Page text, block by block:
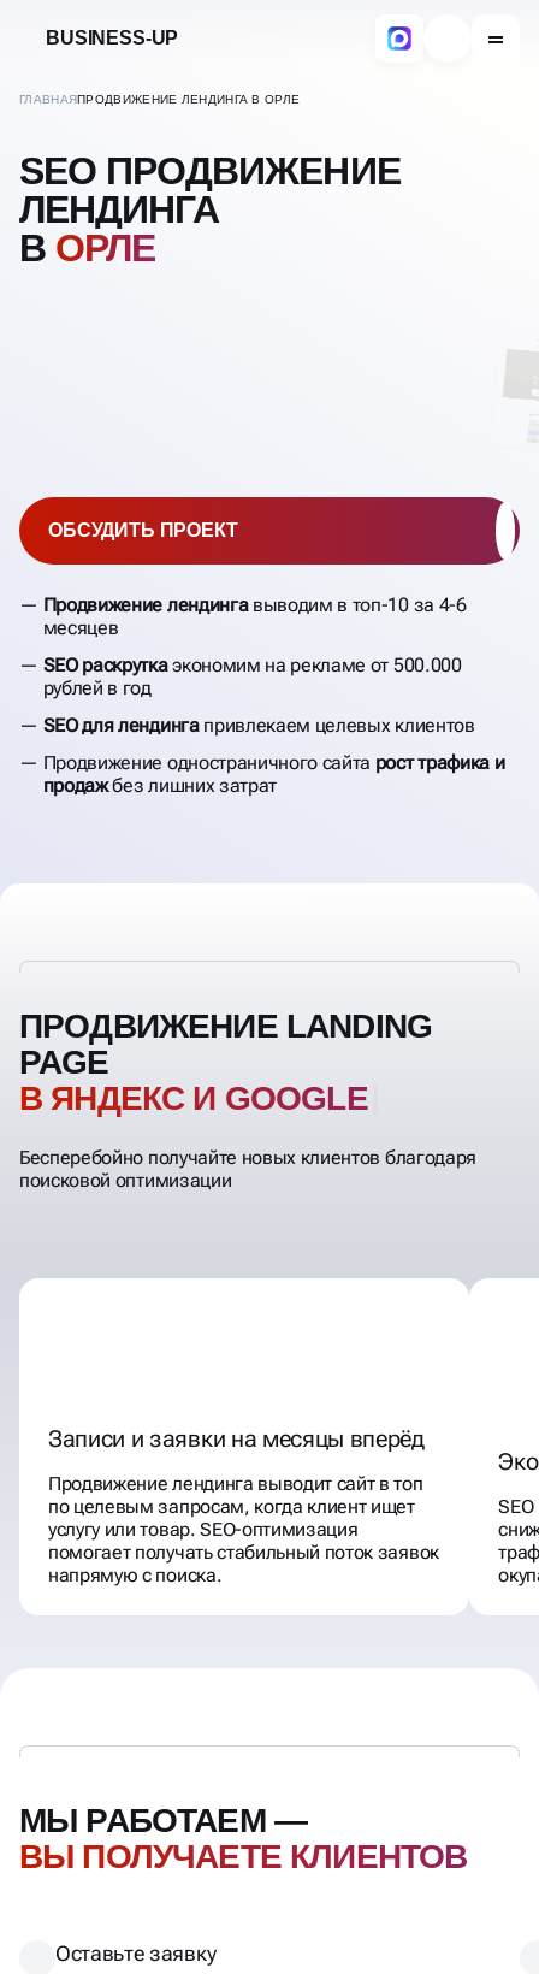
BUSINESS-UP
ГЛАВНАЯПРОДВИЖЕНИЕ ЛЕНДИНГА В ОРЛЕ
SEO ПРОДВИЖЕНИЕ
ЛЕНДИНГА
В ОРЛЕ
Продвижение лендингавыводим в топ-10 за 4-6
месяцев
SEO раскруткаэкономим на рекламе от 500.000
рублей в год
SEO для лендингапривлекаем целевых клиентов
Продвижение одностраничного сайта рост трафика и
продажбез лишних затрат
ОБСУДИТЬ ПРОЕКТ
ПРОДВИЖЕНИЕ LANDING
PAGE
В ЯНДЕКС И GOOGLE
Бесперебойно получайте новых клиентов благодаря
поисковой оптимизации
Записи и заявки на месяцы вперёд
Продвижение лендинга выводит сайт в топ
по целевым запросам, когда клиент ищет
услугу или товар. SEO-оптимизация
помогает получать стабильный поток заявок
напрямую с поиска.
МЫ РАБОТАЕМ —
ВЫ ПОЛУЧАЕТЕ КЛИЕНТОВ
Оставьте заявку